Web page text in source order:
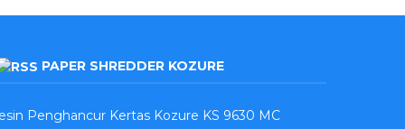
PAPER SHREDDER KOZURE
Penghancur Kertas Kozure KS 9630 MC